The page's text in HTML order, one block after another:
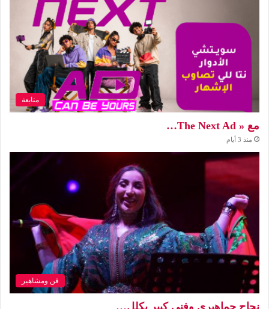
متابعة
مع « The Next Ad…
منذ 3 أيام
فن ومشاهير
نجاح جماهيري وفني كبير يكلل…